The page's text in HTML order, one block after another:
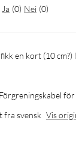
Ja (0) Nei (0)
Förgreningskabel
fra svensk Vis